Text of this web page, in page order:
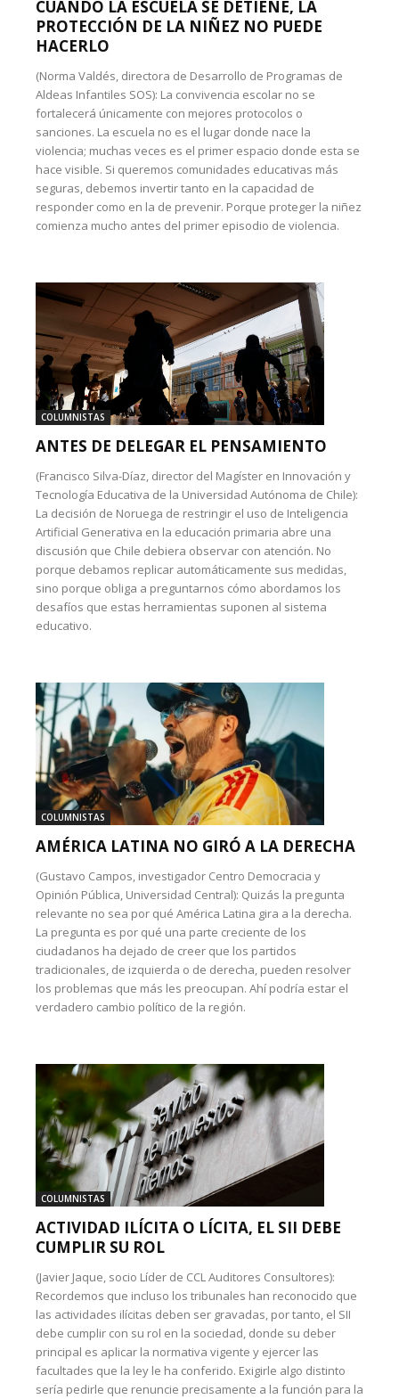
CUANDO LA ESCUELA SE DETIENE, LA
PROTECCIÓN DE LA NIÑEZ NO PUEDE
HACERLO
(Norma Valdés, directora de Desarrollo de Programas de
Aldeas Infantiles SOS): La convivencia escolar no se
fortalecerá únicamente con mejores protocolos o
sanciones. La escuela no es el lugar donde nace la
violencia; muchas veces es el primer espacio donde esta se
hace visible. Si queremos comunidades educativas más
seguras, debemos invertir tanto en la capacidad de
responder como en la de prevenir. Porque proteger la niñez
comienza mucho antes del primer episodio de violencia.
COLUMNISTAS
ANTES DE DELEGAR EL PENSAMIENTO
(Francisco Silva-Díaz, director del Magíster en Innovación y
Tecnología Educativa de la Universidad Autónoma de Chile):
La decisión de Noruega de restringir el uso de Inteligencia
Artificial Generativa en la educación primaria abre una
discusión que Chile debiera observar con atención. No
porque debamos replicar automáticamente sus medidas,
sino porque obliga a preguntarnos cómo abordamos los
desafíos que estas herramientas suponen al sistema
educativo.
COLUMNISTAS
AMÉRICA LATINA NO GIRÓ A LA DERECHA
(Gustavo Campos, investigador Centro Democracia y
Opinión Pública, Universidad Central): Quizás la pregunta
relevante no sea por qué América Latina gira a la derecha.
La pregunta es por qué una parte creciente de los
ciudadanos ha dejado de creer que los partidos
tradicionales, de izquierda o de derecha, pueden resolver
los problemas que más les preocupan. Ahí podría estar el
verdadero cambio político de la región.
COLUMNISTAS
ACTIVIDAD ILÍCITA O LÍCITA, EL SII DEBE
CUMPLIR SU ROL
(Javier Jaque, socio Líder de CCL Auditores Consultores):
Recordemos que incluso los tribunales han reconocido que
las actividades ilícitas deben ser gravadas, por tanto, el SII
debe cumplir con su rol en la sociedad, donde su deber
principal es aplicar la normativa vigente y ejercer las
facultades que la ley le ha conferido. Exigirle algo distinto
sería pedirle que renuncie precisamente a la función para la